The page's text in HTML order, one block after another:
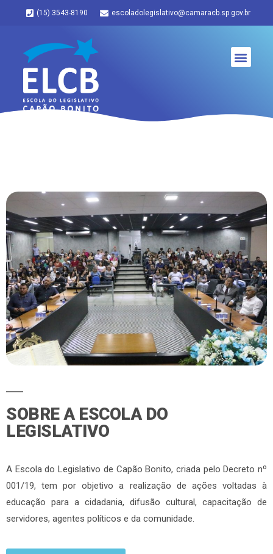
(15) 3543-8190 escoladolegislativo@camaracb.sp.gov.br
SOBRE A ESCOLA DO
LEGISLATIVO
A Escola do Legislativo de Capão Bonito, criada pelo Decreto nº
001/19, tem por objetivo a realização de ações voltadas à
educação para a cidadania, difusão cultural, capacitação de
servidores, agentes políticos e da comunidade.